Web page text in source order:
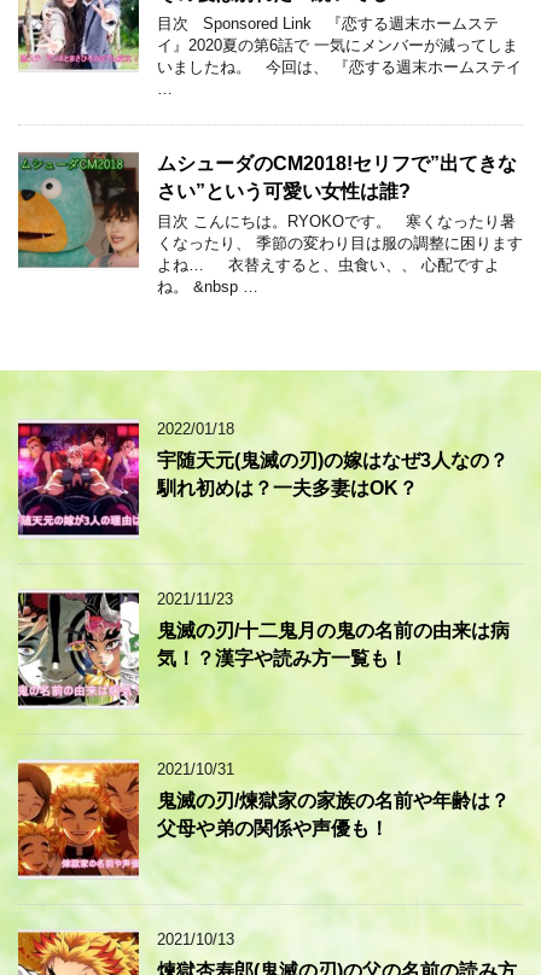
目次 Sponsored Link 『恋する週末ホームステ
イ』2020夏の第6話で 一気にメンバーが減ってしま
いましたね。 今回は、 『恋する週末ホームステイ
…
ムシューダのCM2018!セリフで”出てきな
さい”という可愛い女性は誰?
目次 こんにちは。RYOKOです。 寒くなったり暑
くなったり、 季節の変わり目は服の調整に困ります
よね… 衣替えすると、虫食い、、 心配ですよ
ね。 &nbsp …
2022/01/18
宇随天元(鬼滅の刃)の嫁はなぜ3人なの？
馴れ初めは？一夫多妻はOK？
2021/11/23
鬼滅の刃/十二鬼月の鬼の名前の由来は病
気！？漢字や読み方一覧も！
2021/10/31
鬼滅の刃/煉獄家の家族の名前や年齢は？
父母や弟の関係や声優も！
2021/10/13
煉獄杏寿郎(鬼滅の刃)の父の名前の読み方